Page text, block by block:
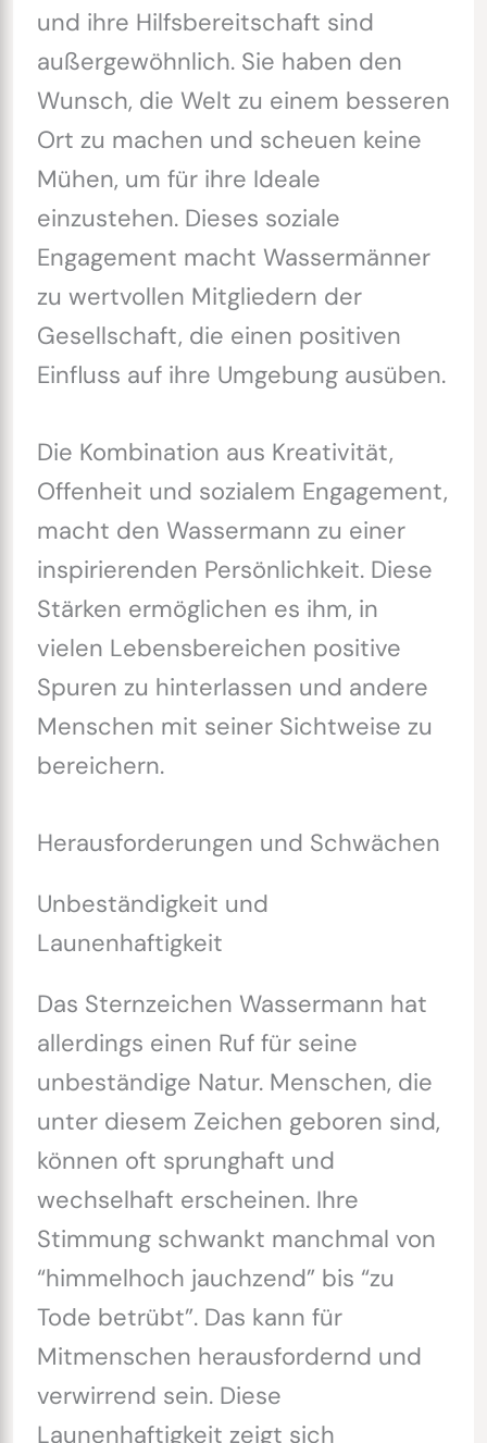
und ihre Hilfsbereitschaft sind
außergewöhnlich. Sie haben den
Wunsch, die Welt zu einem besseren
Ort zu machen und scheuen keine
Mühen, um für ihre Ideale
einzustehen. Dieses soziale
Engagement macht Wassermänner
zu wertvollen Mitgliedern der
Gesellschaft, die einen positiven
Einfluss auf ihre Umgebung ausüben.
Die Kombination aus Kreativität,
Offenheit und sozialem Engagement,
macht den Wassermann zu einer
inspirierenden Persönlichkeit. Diese
Stärken ermöglichen es ihm, in
vielen Lebensbereichen positive
Spuren zu hinterlassen und andere
Menschen mit seiner Sichtweise zu
bereichern.
Herausforderungen und Schwächen
Unbeständigkeit und
Launenhaftigkeit
Das Sternzeichen Wassermann hat
allerdings einen Ruf für seine
unbeständige Natur. Menschen, die
unter diesem Zeichen geboren sind,
können oft sprunghaft und
wechselhaft erscheinen. Ihre
Stimmung schwankt manchmal von
“himmelhoch jauchzend” bis “zu
Tode betrübt”. Das kann für
Mitmenschen herausfordernd und
verwirrend sein. Diese
Launenhaftigkeit zeigt sich